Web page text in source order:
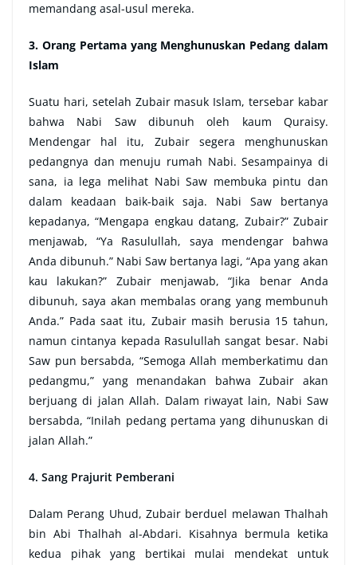
memandang asal-usul mereka.
3. Orang Pertama yang Menghunuskan Pedang dalam
Islam
Suatu hari, setelah Zubair masuk Islam, tersebar kabar
bahwa Nabi Saw dibunuh oleh kaum Quraisy.
Mendengar hal itu, Zubair segera menghunuskan
pedangnya dan menuju rumah Nabi. Sesampainya di
sana, ia lega melihat Nabi Saw membuka pintu dan
dalam keadaan baik-baik saja. Nabi Saw bertanya
kepadanya, “Mengapa engkau datang, Zubair?” Zubair
menjawab, “Ya Rasulullah, saya mendengar bahwa
Anda dibunuh.” Nabi Saw bertanya lagi, “Apa yang akan
kau lakukan?” Zubair menjawab, “Jika benar Anda
dibunuh, saya akan membalas orang yang membunuh
Anda.” Pada saat itu, Zubair masih berusia 15 tahun,
namun cintanya kepada Rasulullah sangat besar. Nabi
Saw pun bersabda, “Semoga Allah memberkatimu dan
pedangmu,” yang menandakan bahwa Zubair akan
berjuang di jalan Allah. Dalam riwayat lain, Nabi Saw
bersabda, “Inilah pedang pertama yang dihunuskan di
jalan Allah.”
4. Sang Prajurit Pemberani
Dalam Perang Uhud, Zubair berduel melawan Thalhah
bin Abi Thalhah al-Abdari. Kisahnya bermula ketika
kedua pihak yang bertikai mulai mendekat untuk